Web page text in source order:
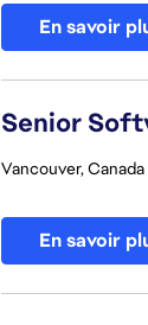
En savoir
Senior
Vancouver, Canada
En savoir